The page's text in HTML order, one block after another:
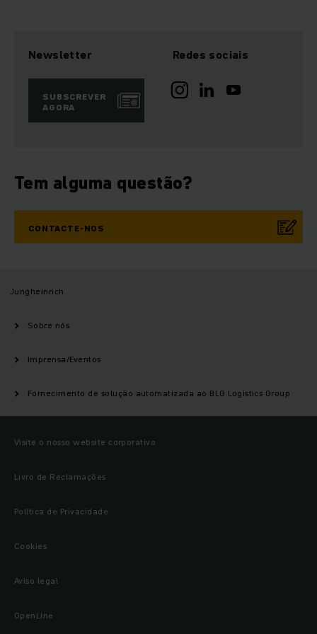
Newsletter
SUBSCREVER
AGORA
Redes sociais
Tem alguma questão?
CONTACTE-NOS
Jungheinrich
Sobre nós
Imprensa/Eventos
Fornecimento de solução automatizada ao BLG Logistics Group
Visite o nosso website corporativo
Livro de Reclamações
Política de Privacidade
Cookies
Aviso legal
OpenLine